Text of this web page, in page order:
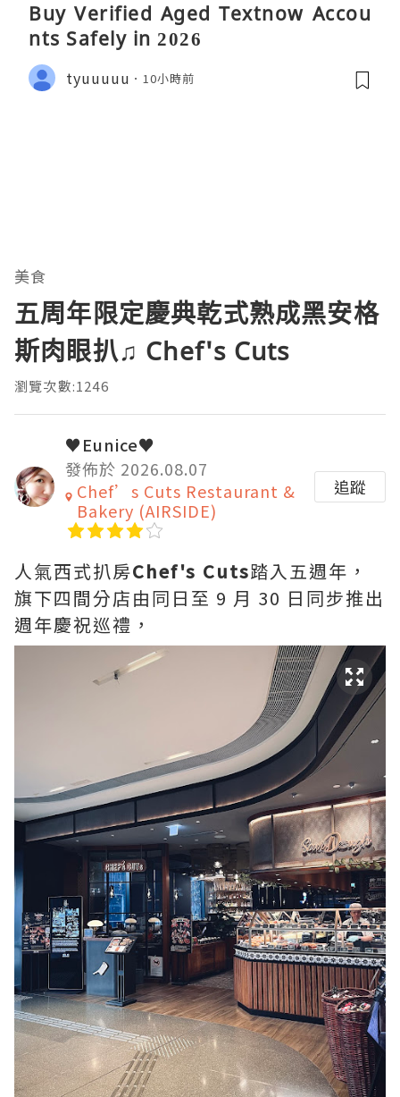
Buy Verified Aged Textnow Accou
nts Safely in 2026
tyuuuuu 10小時前
美食
五周年限定慶典乾式熟成黑安格
斯肉眼扒♫ Chef's Cuts
瀏覽次數:1246
♥Eunice♥
發佈於 2026.08.07
Chef’s Cuts Restaurant &
Bakery (AIRSIDE)
追蹤
人氣西式扒房Chef's Cuts踏入五週年，
旗下四間分店由同日至 9 月 30 日同步推出
週年慶祝巡禮，